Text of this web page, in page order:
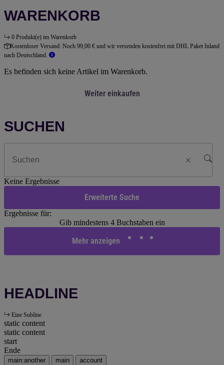
WARENKORB
0 Produkt(e) im Warenkorb
Kostenloser Versand: Noch 99,00 € und wir versenden kostenfrei mit DHL Paket Inland
nach Deutschland.
Es befinden sich keine Artikel im Warenkorb.
Weiter einkaufen
SUCHEN
Keine Ergebnisse
Erweiterte Suche
Ergebnisse für:
Gib mindestens 4 Buchstaben ein
Mehr anzeigen
HEADLINE
Eine Subline
static content
static content
start
Ende
main:another main account